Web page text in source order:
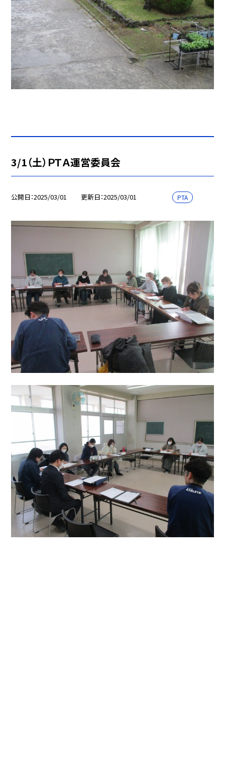
3/1（土）ＰＴＡ運営委員会
公開日 2025/03/01 更新日 2025/03/01 PTA